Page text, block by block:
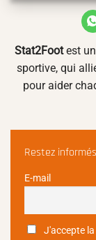
Stat2Footest
sportive, qui
pour aider
Restez
E-mail
J'accepte